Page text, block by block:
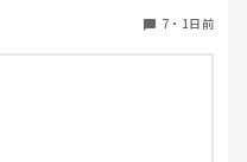
にしてる。
あれば、話したくない
れない時がある。みんな
。
7 ・ 1日前